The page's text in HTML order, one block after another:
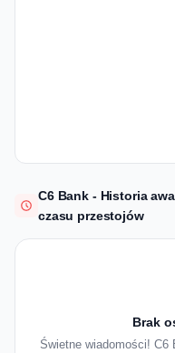
C6 Bank - Historia
czasu przestojów
Brak
Świetne wiadomości! C6